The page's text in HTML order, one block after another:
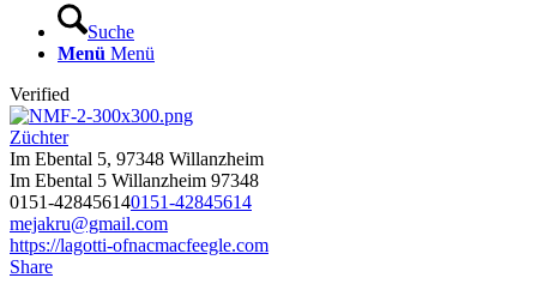
Suche
Menü Menü
Verified
Züchter
Im Ebental 5, 97348 Willanzheim
Im Ebental 5 Willanzheim 97348
0151-428456140151-42845614
mejakru@gmail.com
https://lagotti-ofnacmacfeegle.com
Share